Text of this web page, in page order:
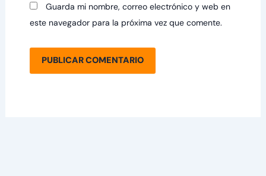
Guarda mi nombre, correo electrónico y web en
este navegador para la próxima vez que comente.